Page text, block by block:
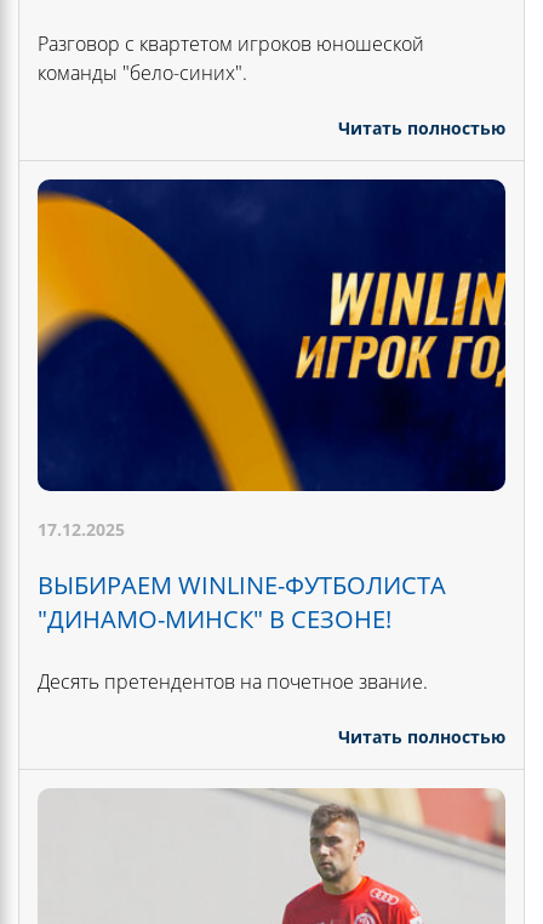
Разговор с квартетом игроков юношеской
команды "бело-синих".
Читать полностью
17.12.2025
ВЫБИРАЕМ WINLINE-ФУТБОЛИСТА
"ДИНАМО-МИНСК" В СЕЗОНЕ!
Десять претендентов на почетное звание.
Читать полностью